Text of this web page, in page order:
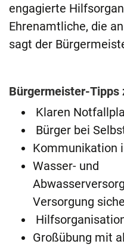
engagierte
Ehrenamtliche, die
sagt der
Bürgermeister-Tipps
Klaren
Bürger bei
Kommunikation
Wasser- und
Versorgung
Großübung mit